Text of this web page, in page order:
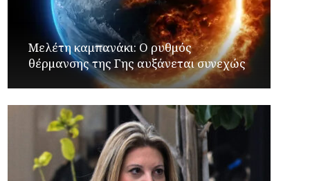
Μελέτη καμπανάκι: Ο ρυθμός
θέρμανσης της Γης αυξάνεται συνεχώς